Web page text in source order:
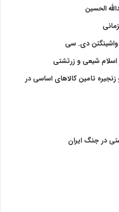
الحسین
دی. سی
اسلام شیعی و زرتشتی
تامین کالاهای اساسی در
در جنگ ایران